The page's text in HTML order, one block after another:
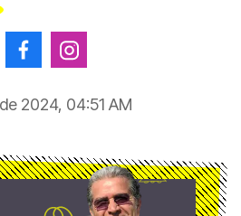
@placido.garza
2024, 04:51 AM